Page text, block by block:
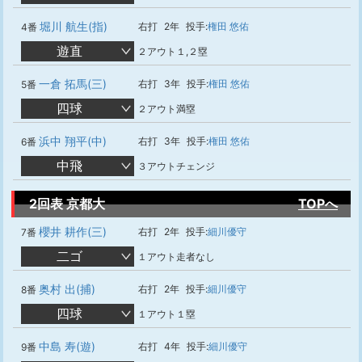
4番 堀川 航生(指) 右打 2年 投手:権田 悠佑
遊直 ２アウト１,２塁
5番 一倉 拓馬(三) 右打 3年 投手:権田 悠佑
四球 ２アウト満塁
6番 浜中 翔平(中) 右打 3年 投手:権田 悠佑
中飛 ３アウトチェンジ
2回表 京都大 TOPへ
7番 櫻井 耕作(三) 右打 2年 投手:細川優守
二ゴ １アウト走者なし
8番 奥村 出(捕) 右打 2年 投手:細川優守
四球 １アウト１塁
9番 中島 寿(遊) 右打 4年 投手:細川優守